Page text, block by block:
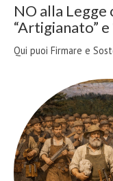
NO alla Legge
“Artigianato”
Qui puoi Firmare e